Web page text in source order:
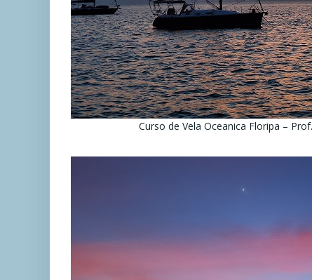
Curso de Vela Oceanica Floripa –